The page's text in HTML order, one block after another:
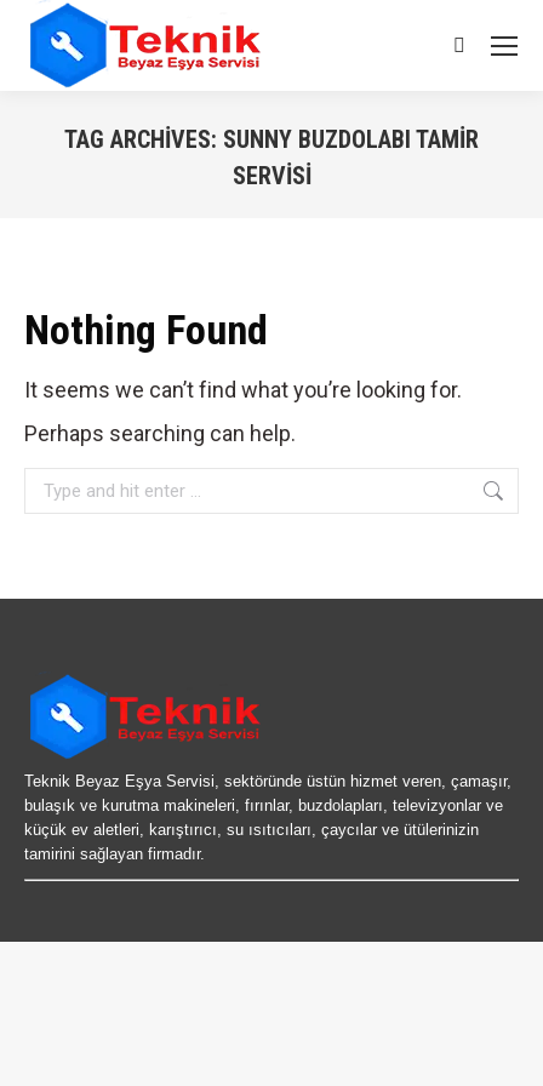
Search:
TAG ARCHIVES: SUNNY BUZDOLABI TAMIR
SERVISI
Nothing Found
It seems we can’t find what you’re looking for.
Perhaps searching can help.
Search:
Teknik Beyaz Eşya Servisi, sektöründe üstün hizmet veren, çamaşır,
bulaşık ve kurutma makineleri, fırınlar, buzdolapları, televizyonlar ve
küçük ev aletleri, karıştırıcı, su ısıtıcıları, çaycılar ve ütülerinizin
tamirini sağlayan firmadır.